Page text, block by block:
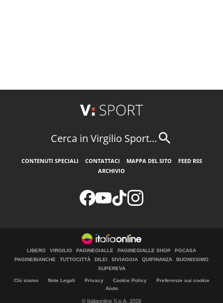
Cerca in Virgilio Sport...
CONTENUTI SPECIALI CONTATTACI MAPPA DEL SITO
FEED RSS
ARCHIVIO
LIBERO VIRGILIO PAGINEGIALLE PAGINEGIALLE SHOP
PGCASA
PAGINEBIANCHE
TUTTOCITTÀ DILEI SIVIAGGIA QUIFINANZA
BUONISSIMO
SUPEREVA
Chi siamo Note Legali Privacy Cookie Policy
Preferenze sui cookie
Aiuto
© Italiaonline S.p.A. 2026